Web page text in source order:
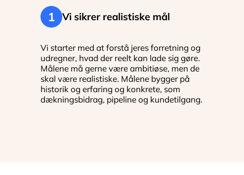
1 Vi sikrer realistiske mål
Vi starter med at forstå jeres forretning og
udregner, hvad der reelt kan lade sig gøre.
Målene må gerne være ambitiøse, men de
skal være realistiske. Målene bygger på
historik og erfaring og konkrete, som
dækningsbidrag, pipeline og kundetilgang.